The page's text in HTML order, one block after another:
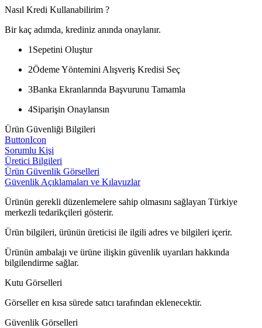
Nasıl Kredi Kullanabilirim ?
Bir kaç adımda, krediniz anında onaylanır.
1 Sepetini Oluştur
2Ödeme Yöntemini Alışveriş Kredisi Seç
3Banka Ekranlarında Başvurunu Tamamla
4Siparişin Onaylansın
Ürün Güvenliği Bilgileri
ButtonIcon
Sorumlu Kişi
Üretici Bilgileri
Ürün Güvenlik Görselleri
Güvenlik Açıklamaları ve Kılavuzlar
Ürünün gerekli düzenlemelere sahip olmasını sağlayan Türkiye
merkezli tedarikçileri gösterir.
Ürün bilgileri, ürünün üreticisi ile ilgili adres ve bilgileri içerir.
Ürünün ambalajı ve ürüne ilişkin güvenlik uyarıları hakkında
bilgilendirme sağlar.
Kutu Görselleri
Görseller en kısa sürede satıcı tarafından eklenecektir.
Güvenlik Görselleri